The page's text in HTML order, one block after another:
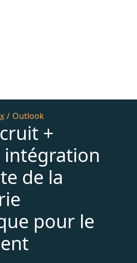
/ Outlook
+
intégration
de la
pour le